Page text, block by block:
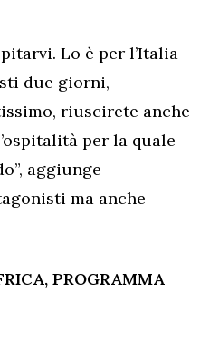
Lo è per l’Italia
due giorni,
riuscirete anche
per la quale
aggiunge
ma anche
PROGRAMMA